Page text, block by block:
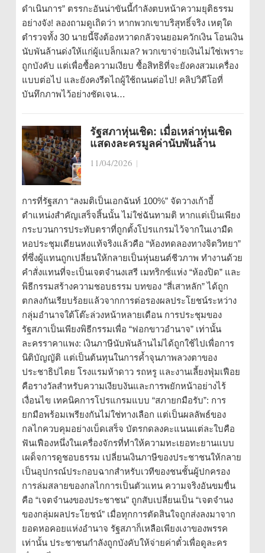
ดำเนินการ” ตรรกะอันน่าขันนี้กำลังตบหน้าความยุติธรรม
อย่างจัง! ลองถามดูเถิดว่า หากพวกเขาบริสุทธิ์จริง เหตุใด
ตำรวจทั้ง 30 นายนี้จึงต้องหวาดกลัวจนยอมควักเงิน โอนเงิน
นับพันล้านด่งให้แก่ผู้แบล็กเมล? พวกเขาจ่ายเงินไม่ใช่เพราะ
ถูกบังคับ แต่เพื่อซื้อความเงียบ ซื้อสิทธิที่จะยังคงสวมเครื่อง
แบบต่อไป และยังคงรีดไถผู้ใช้ถนนต่อไป! คลิปวิดีโอที่
บันทึกภาพไว้อย่างชัดเจน…
รัฐสภาหุ่นเชิด: เมื่อเหล่าหุ่นเชิด
แสดงละครมูลค่านับพันล้าน
11/04/2026 |
การที่รัฐสภา “ลงมติเป็นเอกฉันท์ 100%” จัดวางเก้าอี้
ตำแหน่งสำคัญเสร็จสิ้นนั้น ไม่ใช่ฉันทามติ หากแต่เป็นเพียง
กระบวนการประทับตราที่ถูกตั้งโปรแกรมไว้จากในเงามืด
หอประชุมเดียนหงแท้จริงแล้วคือ “ห้องทดลองทางจิตวิทยา”
ที่ซึ่งผู้แทนถูกเปลี่ยนให้กลายเป็นหุ่นยนต์ชีวภาพ ทำงานด้วย
คำสั่งแทนที่จะเป็นเจตจำนงเสรี เมทริกซ์แห่ง “ห้องปิด” และ
พิธีกรรมสร้างความชอบธรรม บทของ “สี่เสาหลัก” ได้ถูก
ตกลงกันเรียบร้อยแล้วจากการต่อรองผลประโยชน์ระหว่าง
กลุ่มอำนาจใต้โต๊ะล่วงหน้าหลายเดือน การประชุมของ
รัฐสภาเป็นเพียงพิธีกรรมเพื่อ “ฟอกขาวอำนาจ” เท่านั้น
ละครราคาแพง: เงินภาษีนับพันล้านไม่ได้ถูกใช้ไปเพื่อการ
นิติบัญญัติ แต่เป็นต้นทุนในการค้ำจุนภาพลวงตาของ
ประชาธิปไตย โรงแรมห้าดาว รถหรู และงานเลี้ยงฟุ่มเฟือย
คือรางวัลสำหรับความเงียบงันและการพยักหน้าอย่างไร้
เงื่อนไข เทคนิคการโปรแกรมแบบ “สภายกมือรับ”: การ
ยกมือพร้อมเพรียงกันไม่ใช่ทางเลือก แต่เป็นผลลัพธ์ของ
กลไกควบคุมอย่างเบ็ดเสร็จ บัตรกดลงคะแนนแต่ละใบคือ
ฟันเฟืองหนึ่งในเครื่องจักรที่ทำให้ความทะเยอทะยานแบบ
เผด็จการดูชอบธรรม เปลี่ยนเงินภาษีของประชาชนให้กลาย
เป็นอุปกรณ์ประกอบฉากสำหรับเวทีของชนชั้นผู้ปกครอง
การล่มสลายของกลไกการเป็นตัวแทน ความจริงอันขมขื่น
คือ “เจตจำนงของประชาชน” ถูกสับเปลี่ยนเป็น “เจตจำนง
ของกลุ่มผลประโยชน์” เมื่อทุกการตัดสินใจถูกส่งลงมาจาก
ยอดหอคอยแห่งอำนาจ รัฐสภาก็เหลือเพียงเงาของพรรค
เท่านั้น ประชาชนกำลังถูกบังคับให้จ่ายค่าตั๋วเพื่อดูละคร